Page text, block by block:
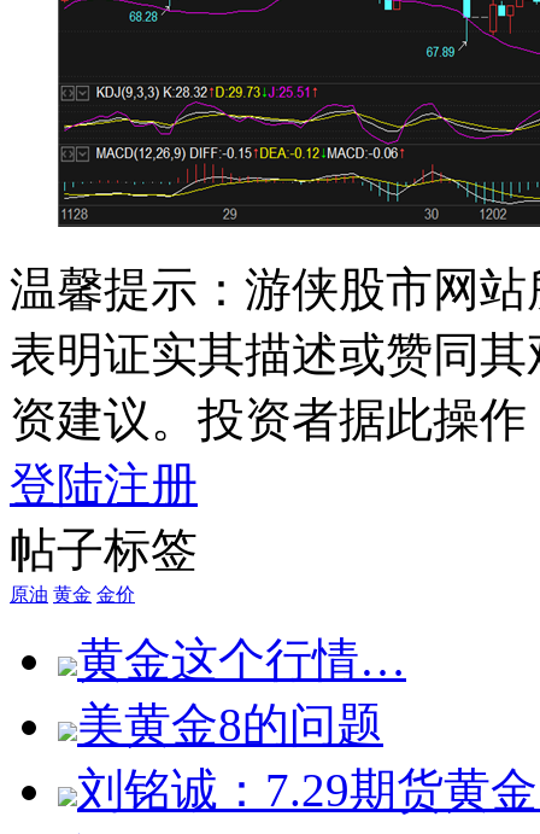
温馨提示：游侠股市网
表明证实其描述或赞同
资建议。投资者据此操
登陆注册
帖子标签
原油 黄金 金价
黄金这个行情…
美黄金8的问题
刘铭诚：7.29期货黄